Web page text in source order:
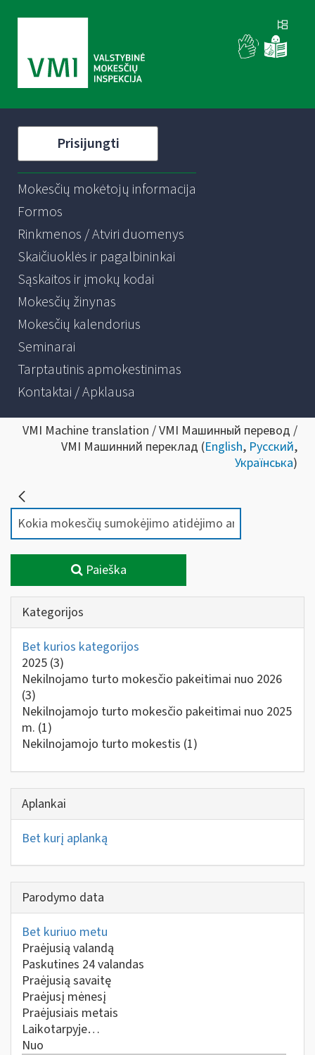
Prisijungti
Mokesčių mokėtojų informacija
Formos
Rinkmenos / Atviri duomenys
Skaičiuoklės ir pagalbininkai
Sąskaitos ir įmokų kodai
Mokesčių žinynas
Mokesčių kalendorius
Seminarai
Tarptautinis apmokestinimas
Kontaktai / Apklausa
VMI Machine translation / VMI Машинный перевод /
VMI Машинний переклад (English, Русский,
Українська)
Paieška
Kategorijos
Bet kurios kategorijos
2025 (3)
Nekilnojamo turto mokesčio pakeitimai nuo 2026
(3)
Nekilnojamojo turto mokesčio pakeitimai nuo 2025
m. (1)
Nekilnojamojo turto mokestis (1)
Aplankai
Bet kurį aplanką
Parodymo data
Bet kuriuo metu
Praėjusią valandą
Paskutines 24 valandas
Praėjusią savaitę
Praėjusį mėnesį
Praėjusiais metais
Laikotarpyje…
Nuo